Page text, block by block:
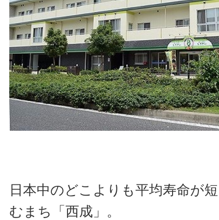
日本中のどこよりも平均寿命が
むまち「西成」。